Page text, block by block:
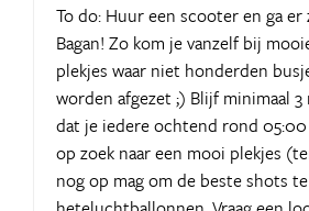
To do: Huur een scooter en ga
Bagan! Zo kom je vanzelf bij
plekjes waar niet honderden
worden afgezet ;) Blijf minimaal
dat je iedere ochtend rond
op zoek naar een mooi plekjes
nog op mag om de beste shots